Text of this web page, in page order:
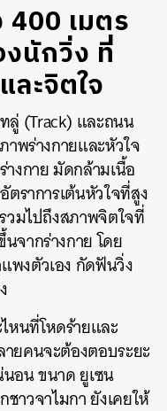
400 เมตร
งนักวิ่ง ที่
ะจิตใจ
ลู่ (Track) และถนน
พร่างกายและหัวใจ
งกาย มัดกล้ามเนื้อ
ราการเต้นหัวใจที่สูง
วมไปถึงสภาพจิตใจที่
จากร่างกาย โดย
พงตัวเอง กัดฟันวิ่ง
หนที่โหดร้ายและ
ยคนจะต้องตอบระยะ
อน ขนาด ยูเซน
าวจาไมกา ยังเคยให้